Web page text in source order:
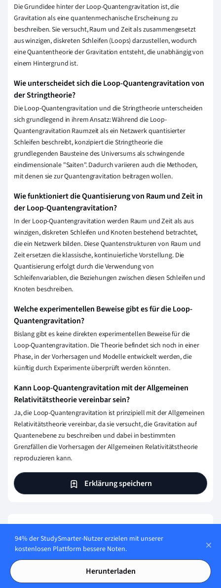
Die Grundidee hinter der Loop-Quantengravitation ist, die
Gravitation als eine quantenmechanische Erscheinung zu
beschreiben. Sie versucht, Raum und Zeit als zusammengesetzt
aus winzigen, diskreten Schleifen (Loops) darzustellen, wodurch
eine Quantentheorie der Gravitation entsteht, die unabhängig von
einem Hintergrund ist.
Wie unterscheidet sich die Loop-Quantengravitation von
der Stringtheorie?
Die Loop-Quantengravitation und die Stringtheorie unterscheiden
sich grundlegend in ihrem Ansatz: Während die Loop-
Quantengravitation Raumzeit als ein Netzwerk quantisierter
Schleifen beschreibt, konzipiert die Stringtheorie die
grundlegenden Bausteine des Universums als schwingende
eindimensionale "Saiten". Dadurch variieren auch die Methoden,
mit denen sie zur Quantengravitation beitragen wollen.
Wie funktioniert die Quantisierung von Raum und Zeit in
der Loop-Quantengravitation?
In der Loop-Quantengravitation werden Raum und Zeit als aus
winzigen, diskreten Schleifen und Knoten bestehend betrachtet,
die ein Netzwerk bilden. Diese Quantenstrukturen von Raum und
Zeit ersetzen die klassische, kontinuierliche Vorstellung. Die
Quantisierung erfolgt durch die Verwendung von
Schleifenvariablen, die Beziehungen zwischen diesen Schleifen und
Knoten beschreiben.
Welche experimentellen Beweise gibt es für die Loop-
Quantengravitation?
Bislang gibt es keine direkten experimentellen Beweise für die
Loop-Quantengravitation. Die Theorie befindet sich noch in einer
Phase, in der Vorhersagen und Modelle entwickelt werden, die
künftig durch Experimente überprüft werden könnten.
Kann Loop-Quantengravitation mit der Allgemeinen
Relativitätstheorie vereinbar sein?
Ja, die Loop-Quantengravitation ist prinzipiell mit der Allgemeinen
Relativitätstheorie vereinbar, da sie versucht, die Gravitation auf
Quantenebene zu beschreiben und dabei in bestimmten
Grenzfällen die Vorhersagen der Allgemeinen Relativitätstheorie
reproduzieren kann.
Erklärung speichern
korrekt und vertrauenswürdig ist?
Bei StudySmarter haben wir eine Lernplattform geschaffen,
die Millionen von Studierende unterstützt. Lerne die
Menschen kennen, die hart daran arbeiten, Fakten
94% der StudySmarter-Nutzer erzielen mit unserer
kostenlosen Plattform bessere Noten.
Herunterladen